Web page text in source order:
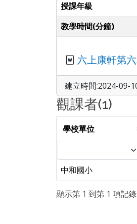
授課年級
教學時間(分鐘)
六上康軒第
建立時間:2024-09-
觀課者(1)
學校單位
中和國小
顯示第 1 到第 1 項記